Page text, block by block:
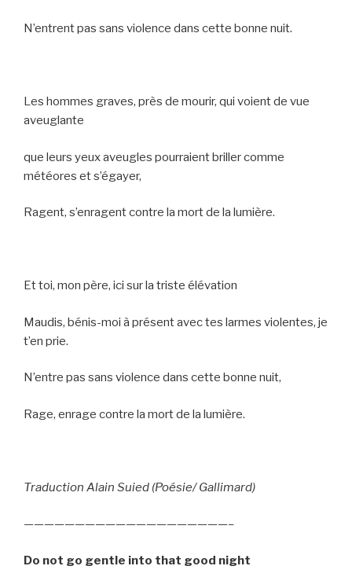
N’entrent pas sans violence dans cette bonne nuit.
Les hommes graves, près de mourir, qui voient de vue
aveuglante
que leurs yeux aveugles pourraient briller comme
météores et s’égayer,
Ragent, s’enragent contre la mort de la lumière.
Et toi, mon père, ici sur la triste élévation
Maudis, bénis-moi à présent avec tes larmes violentes, je
t’en prie.
N’entre pas sans violence dans cette bonne nuit,
Rage, enrage contre la mort de la lumière.
Traduction Alain Suied (Poésie/ Gallimard)
————————————————————–
Do not go gentle into that good night